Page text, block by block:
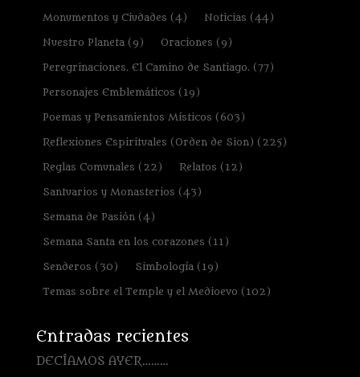
Monumentos y Ciudades (4) Noticias (44)
Nuestro Planeta(9) Oraciones (9)
Peregrinaciones. El Camino de Santiago.(77)
Personajes Emblemáticos (19)
Poemas y Pensamientos Místicos (603)
Reflexiones Espirituales (Orden de Sion) (225)
Reglas Comunales (22) Relatos (12)
Santuarios y Monasterios (43)
Semana de Pasión(4)
Semana Santa en los corazones (11)
Senderos (30) Simbología(19)
Temas sobre el Temple y el Medioevo (102)
Entradas recientes
DECÍAMOS AYER………